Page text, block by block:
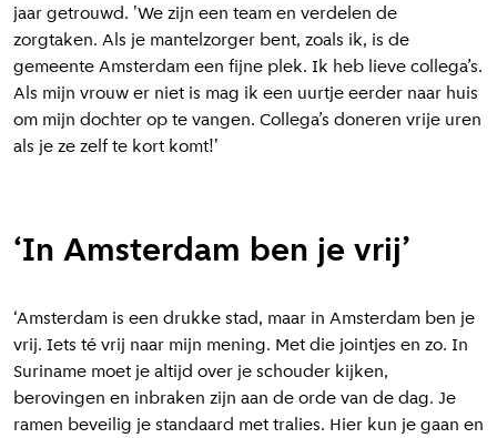
jaar getrouwd. 'We zijn een team en verdelen de
zorgtaken. Als je mantelzorger bent, zoals ik, is de
gemeente Amsterdam een fijne plek. Ik heb lieve collega’s.
Als mijn vrouw er niet is mag ik een uurtje eerder naar huis
om mijn dochter op te vangen. Collega’s doneren vrije uren
als je ze zelf te kort komt!'
‘In Amsterdam ben je vrij’
‘Amsterdam is een drukke stad, maar in Amsterdam ben je
vrij. Iets té vrij naar mijn mening. Met die jointjes en zo. In
Suriname moet je altijd over je schouder kijken,
berovingen en inbraken zijn aan de orde van de dag. Je
ramen beveilig je standaard met tralies. Hier kun je gaan en